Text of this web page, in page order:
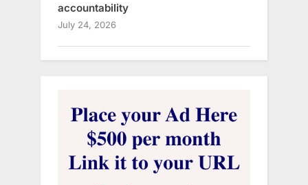
accountability
July 24, 2026